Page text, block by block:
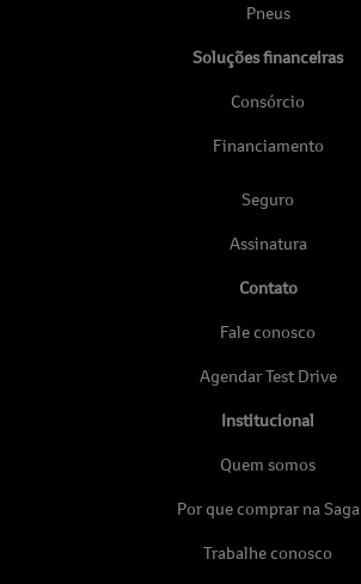
Pneus
Soluções financeiras
Consórcio
Financiamento
Seguro
Assinatura
Contato
Fale conosco
Agendar Test Drive
Institucional
Quem somos
Por que comprar na Saga
Trabalhe conosco